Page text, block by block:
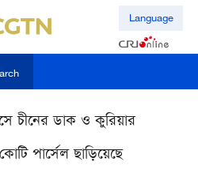
Language
চীনের ডাক ও কুরিয়ার
পার্সেল ছাড়িয়েছে